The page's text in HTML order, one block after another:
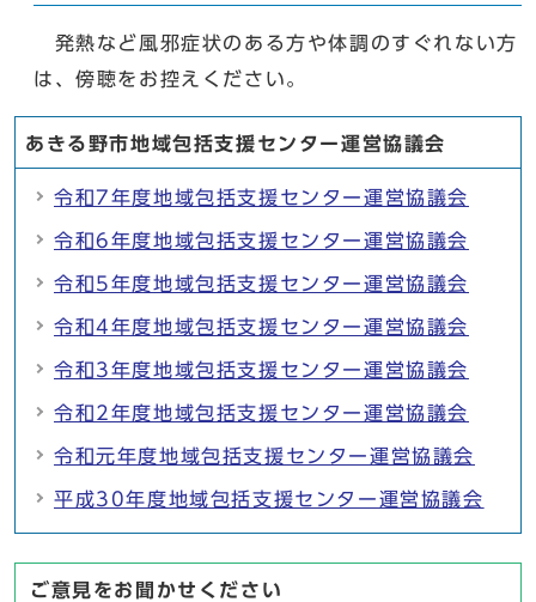
発熱など風邪症状のある方や体調のすぐれない方
は、傍聴をお控えください。
あきる野市地域包括支援センター運営協議会
令和7年度地域包括支援センター運営協議会
令和6年度地域包括支援センター運営協議会
令和5年度地域包括支援センター運営協議会
令和4年度地域包括支援センター運営協議会
令和3年度地域包括支援センター運営協議会
令和2年度地域包括支援センター運営協議会
令和元年度地域包括支援センター運営協議会
平成30年度地域包括支援センター運営協議会
ご意見をお聞かせください